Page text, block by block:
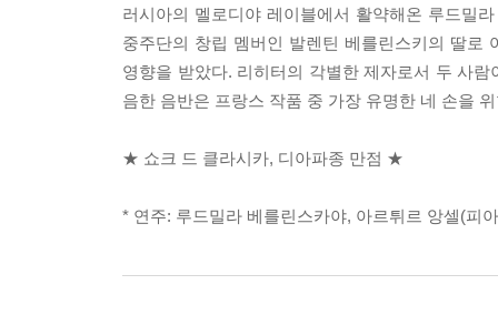
러시아의 멜로디야 레이블에서 활약해온 루드밀
중주단의 창립 멤버인 발렌틴 베를린스키의 딸로
영향을 받았다. 리히터의 각별한 제자로서 두 사
음한 음반은 프랑스 작품 중 가장 유명한 네 손을
★ 쇼크 드 클라시카, 디아파종 만점 ★
* 연주: 루드밀라 베를린스카야, 아르튀르 앙셀(피